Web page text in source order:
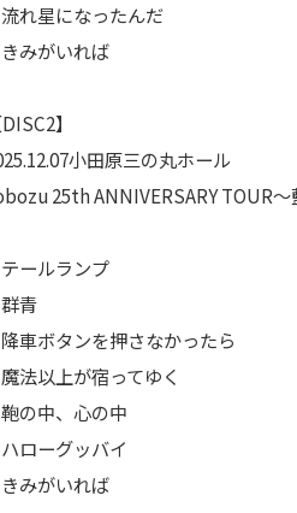
れ星になったんだ
きみがいれば
DISC2】
小田原三の丸ホール
25th ANNIVERSARY TOUR
テールランプ
青
車ボタンを押さなかったら
法以上が宿ってゆく
の中、心の中
ローグッバイ
きみがいれば